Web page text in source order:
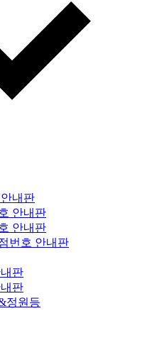
내판
안내판
안내판
번호 안내판
판
판
정원등